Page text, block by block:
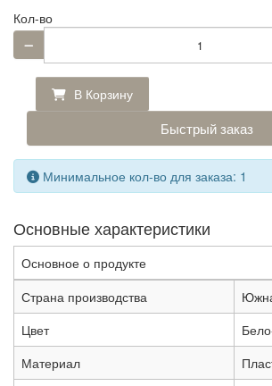
Кол-во
В Корзину
Быстрый заказ
Минимальное кол-во для заказа: 1
Основные характеристики
Основное о продукте
Страна производства
Цвет
Материал